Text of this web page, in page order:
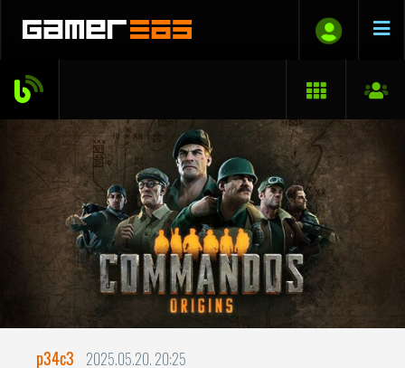
2025.05.20. 20:25
Commandos: Origins